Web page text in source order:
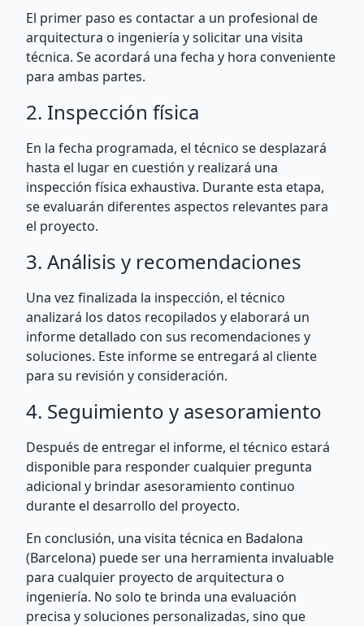
El primer paso es contactar a un profesional de
arquitectura o ingeniería y solicitar una visita
técnica. Se acordará una fecha y hora conveniente
para ambas partes.
2. Inspección física
En la fecha programada, el técnico se desplazará
hasta el lugar en cuestión y realizará una
inspección física exhaustiva. Durante esta etapa,
se evaluarán diferentes aspectos relevantes para
el proyecto.
3. Análisis y recomendaciones
Una vez finalizada la inspección, el técnico
analizará los datos recopilados y elaborará un
informe detallado con sus recomendaciones y
soluciones. Este informe se entregará al cliente
para su revisión y consideración.
4. Seguimiento y asesoramiento
Después de entregar el informe, el técnico estará
disponible para responder cualquier pregunta
adicional y brindar asesoramiento continuo
durante el desarrollo del proyecto.
En conclusión, una visita técnica en Badalona
(Barcelona) puede ser una herramienta invaluable
para cualquier proyecto de arquitectura o
ingeniería. No solo te brinda una evaluación
precisa y soluciones personalizadas, sino que